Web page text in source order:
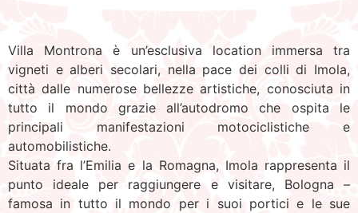
Villa Montrona è un’esclusiva location immersa tra
vigneti e alberi secolari, nella pace dei colli di Imola,
città dalle numerose bellezze artistiche, conosciuta in
tutto il mondo grazie all’autodromo che ospita le
principali manifestazioni motociclistiche e
automobilistiche.
Situata fra l’Emilia e la Romagna, Imola rappresenta il
punto ideale per raggiungere e visitare, Bologna –
famosa in tutto il mondo per i suoi portici e le sue